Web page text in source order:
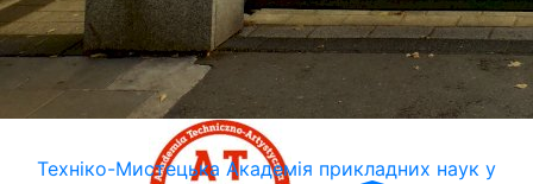
Техніко-Мистецька Академія прикладних наук у